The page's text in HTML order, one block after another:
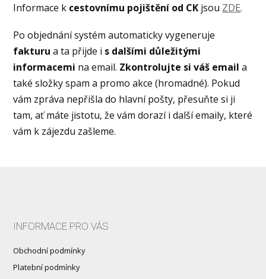
Informace k cestovnímu pojištění od CK jsou ZDE.
Po objednání systém automaticky vygeneruje
fakturu a ta přijde i s dalšími důležitými
informacemi na email. Zkontrolujte si váš email a
také složky spam a promo akce (hromadné). Pokud
vám zpráva nepřišla do hlavní pošty, přesuňte si ji
tam, ať máte jistotu, že vám dorazí i další emaily, které
vám k zájezdu zašleme.
INFORMACE PRO VÁS
Obchodní podmínky
Platební podmínky